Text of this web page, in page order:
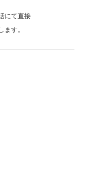
にて直接
す。
さい